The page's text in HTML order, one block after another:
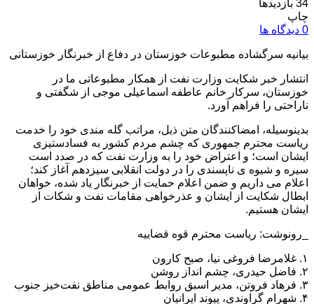
34 بازدیدها
چاپ
0 دیدگاه ها
بیانیه سرگشاده مطبوعات خوزستان در دفاع از خبرنگار خوزستانی
انتشار خبر شکایت وزارت نفت از همکار مطبوعاتی ما در
خوزستان، سرکار خانم عاطفه اسماعیلی موجی از شگفتی و
ناراحتی را فراهم آورد.
بدینوسیله، امضاکنندگان متن ذیل، مراتب گله مندی خود را خدمت
ریاست محترم جمهوری که چشم مردم کشور به فسادستیزی
ایشان است؛ و اعتراض خود را به وزارت نفت که در صدد است
سیره و شیوه ی ناپسندی را در دولت انقلابی سیزدهم آغاز کند؛
اعلام می داریم و ضمن اعلام حمایت از خبرنگار یاد شده، خواهان
ابطال شکایت از ایشان و عذرخواهی مقامات نفت و شکات از
ایشان هستیم.
_رونوشت: ریاست محترم قوه قضاییه
۱. غلامرضا فروغی نیا، صبح کارون
۲. فاضل حیدری، چشم انداز روشن
۳. فرهاد فروتن، مدیر اسبق روابط عمومی مناطق نفت‌خیز جنوب
۴. شهرام گراوندی، پیوند ایرانیان